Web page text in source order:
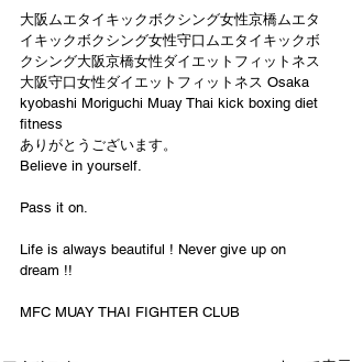
大阪ムエタイキックボクシング女性京橋ムエタ
イキックボクシング女性守口ムエタイキックボ
クシング大阪京橋女性ダイエットフィットネス
大阪守口女性ダイエットフィットネス Osaka
kyobashi Moriguchi Muay Thai kick boxing diet
fitness
ありがとうございます。
Believe in yourself.
Pass it on.
Life is always beautiful ! Never give up on
dream !!
MFC MUAY THAI FIGHTER CLUB